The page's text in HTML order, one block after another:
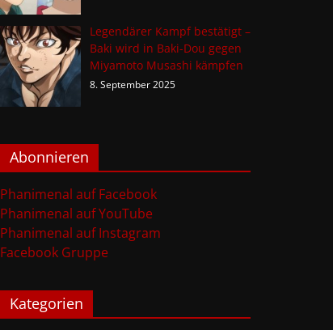
Legendärer Kampf bestätigt –
Baki wird in Baki-Dou gegen
Miyamoto Musashi kämpfen
8. September 2025
Abonnieren
Phanimenal auf Facebook
Phanimenal auf YouTube
Phanimenal auf Instagram
Facebook Gruppe
Kategorien